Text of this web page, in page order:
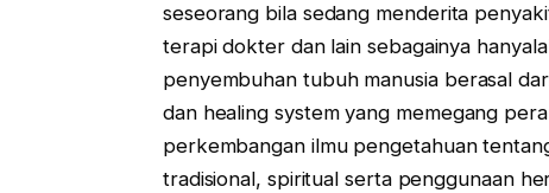
seseorang bila sedang menderita
terapi dokter dan lain sebagainya
penyembuhan tubuh manusia berasal
dan healing system yang memegang
perkembangan ilmu pengetahuan
tradisional, spiritual serta penggunaan